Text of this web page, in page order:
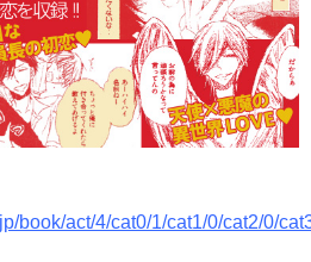
book/act/4/cat0/1/cat1/0/cat2/0/